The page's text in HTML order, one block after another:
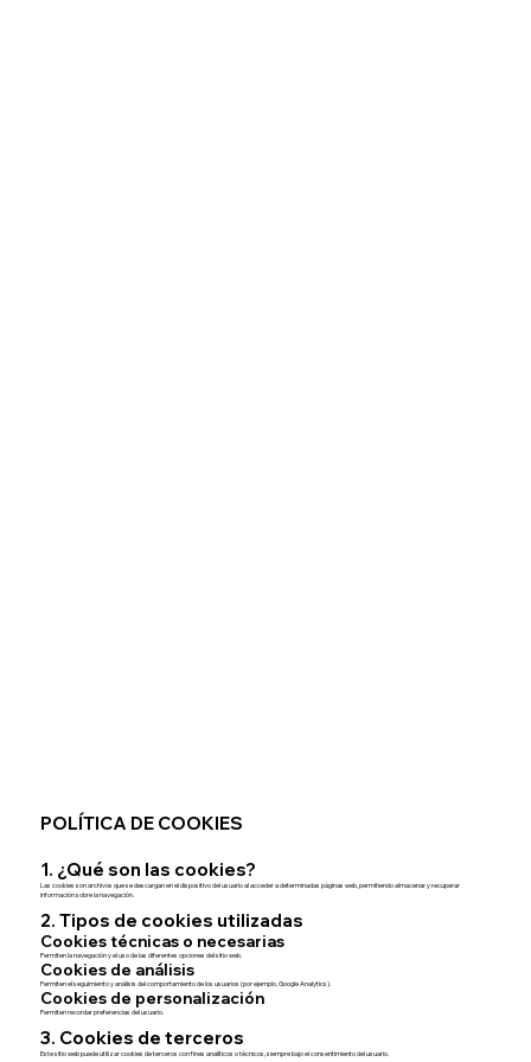
POLÍTICA DE COOKIES
1. ¿Qué son las cookies?
Las cookies son archivos que se descargan en el dispositivo del usuario al acceder a determinadas páginas web, permitiendo almacenar y recuperar
información sobre la navegación.
2. Tipos de cookies utilizadas
Cookies técnicas o necesarias
Permiten la navegación y el uso de las diferentes opciones del sitio web.
Cookies de análisis
Permiten el seguimiento y análisis del comportamiento de los usuarios (por ejemplo, Google Analytics).
Cookies de personalización
Permiten recordar preferencias del usuario.
3. Cookies de terceros
Este sitio web puede utilizar cookies de terceros con fines analíticos o técnicos, siempre bajo el consentimiento del usuario.